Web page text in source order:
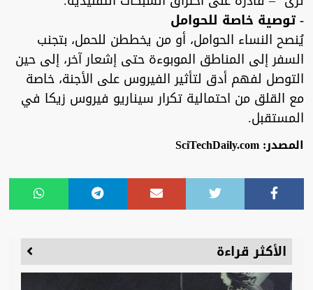
- توصية خاصة للحوامل
يُنصح النساء الحوامل، أو من يخططن للحمل، بتجنب
السفر إلى المناطق الموبوءة حتى إشعار آخر، إلى حين
التوصل لفهم أدق لتأثير الفيروس على الأجنة، خاصة
مع القلق من احتمالية تكرار سيناريو فيروس زيكا في
المستقبل.
المصدر: SciTechDaily.com
الأكثر قراءة